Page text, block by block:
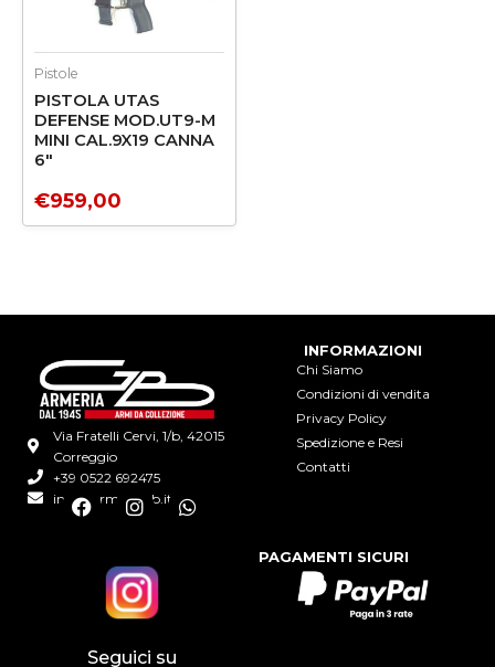
Pistole
PISTOLA UTAS
DEFENSE MOD.UT9-M
MINI CAL.9X19 CANNA
6″
€959,00
Via Fratelli Cervi, 1/b, 42015
Correggio
+39 0522 692475
info@armeriagb.it
F
k
I
t
a
g
a
W
INFORMAZIONI
Chi Siamo
Condizioni di vendita
Privacy Policy
Spedizione e Resi
Contatti
Seguici su
PAGAMENTI SICURI